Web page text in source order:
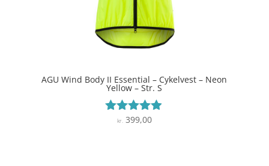
AGU Wind Body II Essential – Cykelvest – Neon
Yellow – Str. S
Vurderet
kr.399,00